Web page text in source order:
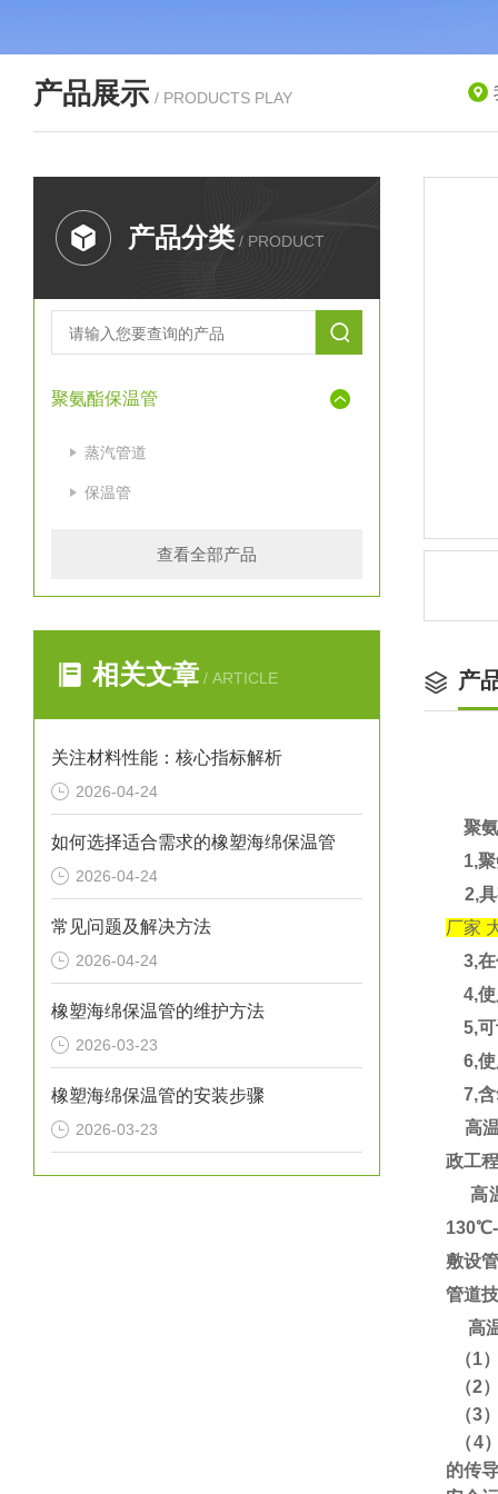
产品展示 / PRODUCTS PLAY
产品分类 / PRODUCT
聚氨酯保温管
蒸汽管道
保温管
查看全部产品
相关文章 / ARTICLE
关注材料性能：核心指标解析
2026-04-24
如何选择适合需求的橡塑海绵保温管
2026-04-24
常见问题及解决方法
2026-04-24
橡塑海绵保温管的维护方法
2026-03-23
橡塑海绵保温管的安装步骤
2026-03-23
产
聚
1,聚
2,具
厂家
3,在
4,使
5,可
6,使
7,含
高温
政工
高
130℃-
敷设
管道
高
（1
（2
（3
（4
的传